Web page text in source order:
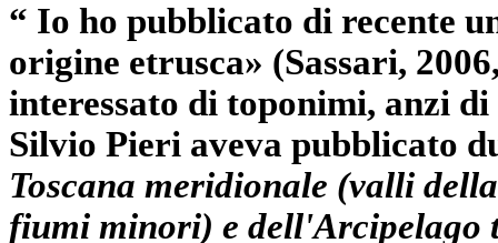
“ Io ho pubblicato di recente
origine etrusca» (Sassari,
interessato di toponimi, anzi
Silvio Pieri aveva pubblicato
Toscana meridionale (valli
fiumi minori) e dell'Arcipelago